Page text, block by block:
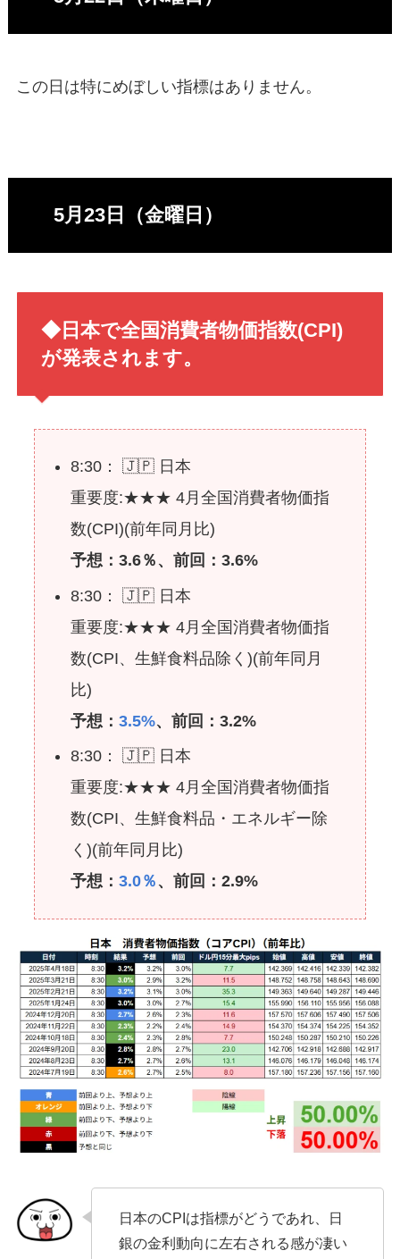
この日は特にめぼしい指標はありません。
5月23日（金曜日）
◆日本で全国消費者物価指数(CPI)
が発表されます。
8:30： 🇯🇵 日本
重要度:★★★ 4月全国消費者物価指
数(CPI)(前年同月比)
予想：3.6％、前回：3.6%
8:30： 🇯🇵 日本
重要度:★★★ 4月全国消費者物価指
数(CPI、生鮮食料品除く)(前年同月
比)
予想： 3.5%、前回：3.2%
8:30： 🇯🇵 日本
重要度:★★★ 4月全国消費者物価指
数(CPI、生鮮食料品・エネルギー除
く)(前年同月比)
予想： 3.0％ 、前回：2.9%
日本のCPIは指標がどうであれ、日
銀の金利動向に左右される感が凄い